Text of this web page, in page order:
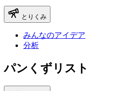
とりくみ
みんなのアイデア
分析
パンくずリスト